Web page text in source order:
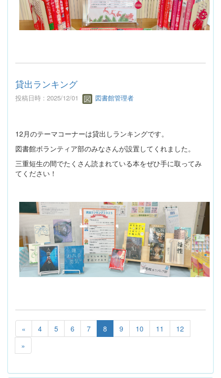
貸出ランキング
投稿日時 : 2025/12/01 図書館管理者
12月のテーマコーナーは貸出しランキングです。
図書館ボランティア部のみなさんが設置してくれました。
三重短生の間でたくさん読まれている本をぜひ手に取ってみ
てください！
« 4 5 6 7 8 9 10 11
12
»